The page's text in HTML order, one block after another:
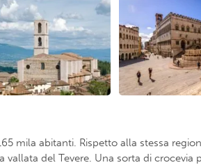
mila abitanti. Rispetto alla stessa
del Tevere. Una sorta di crocevia